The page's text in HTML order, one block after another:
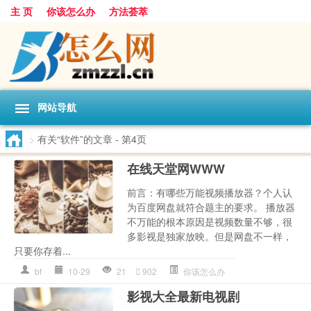
主 页 你该怎么办 方法荟萃
网站导航
> 有关“软件”的文章 - 第4页
在线天堂网WWW
前言：有哪些万能视频播放器？个人认
为百度网盘就符合题主的要求。 播放器
不万能的根本原因是视频数量不够，很
多影视是独家放映。但是网盘不一样，
只要你存着...
bf 10-29 21 902 你该怎么办
影视大全最新电视剧